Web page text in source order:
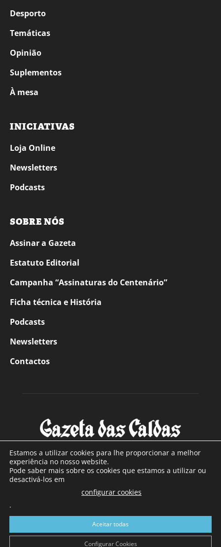
Desporto
Temáticas
Opinião
Suplementos
À mesa
INICIATIVAS
Loja Online
Newsletters
Podcasts
SOBRE NÓS
Assinar a Gazeta
Estatuto Editorial
Campanha “Assinaturas do Centenário”
Ficha técnica e História
Podcasts
Newsletters
Contactos
SOBRE NÓS
Com sede nas Caldas da Rainha e mais de 90 anos de
a sul de distrito de Leiria, com mais de 40.000 leitores por
toda a região Oeste. Jornal com distribuição em Portugal
Continental e assinatura online.
Estamos a utilizar cookies para lhe proporcionar a melhor
experiência no nosso website.
Pode saber mais sobre os cookies que estamos a utilizar ou
desactivá-los em
configurar cookies
.
Aceitar todas
Configurar Cookies